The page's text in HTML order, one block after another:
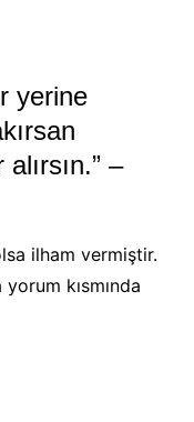
yerine
–
ilham vermiştir.
kısmında